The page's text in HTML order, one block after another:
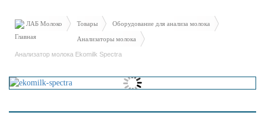
ЛАБ Молоко Товары Оборудование для анализа молока
Анализаторы молока
Анализатор молока Ekomilk Spectra